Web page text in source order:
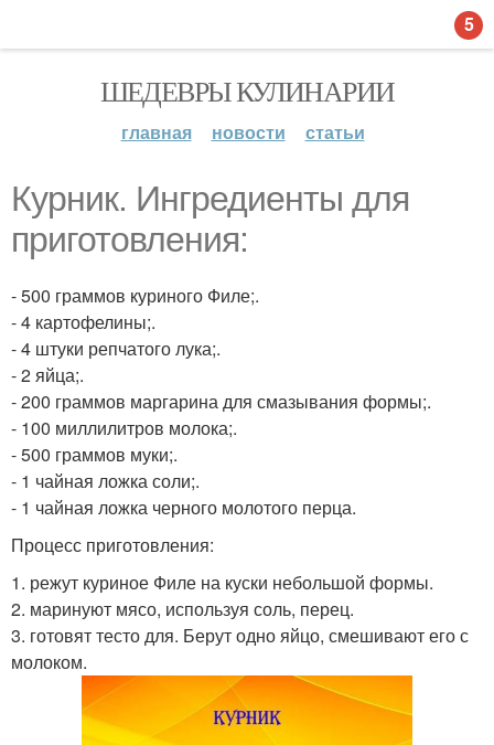
ШЕДЕВРЫ КУЛИНАРИИ
главная новости статьи
Курник. Ингредиенты для
приготовления:
- 500 граммов куриного Филе;.
- 4 картофелины;.
- 4 штуки репчатого лука;.
- 2 яйца;.
- 200 граммов маргарина для смазывания формы;.
- 100 миллилитров молока;.
- 500 граммов муки;.
- 1 чайная ложка соли;.
- 1 чайная ложка черного молотого перца.
Процесс приготовления:
1. режут куриное Филе на куски небольшой формы.
2. маринуют мясо, используя соль, перец.
3. готовят тесто для. Берут одно яйцо, смешивают его с
молоком.
5